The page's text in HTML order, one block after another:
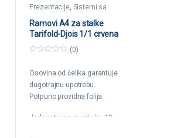
Prezentacije, Sistemi sa
Ramovi A4 za stalke
Tarifold-Djois 1/1 crvena
u
o
f
5
(0)
Osovina od čelika garantuje
dugotrajnu upotrebu.
Potpuno providna folija.
Jednostavna montaža. 10